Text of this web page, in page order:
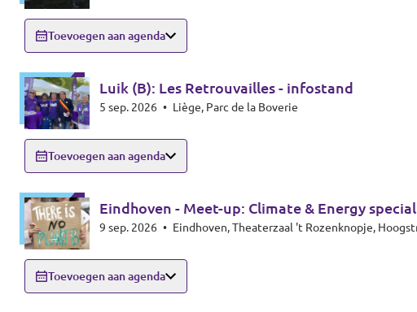
Toevoegen aan agenda
Luik (B): Les Retrouvailles - infostand
5 sep. 2026 • Liège, Parc de la Boverie
Toevoegen aan agenda
Eindhoven - Meet-up: Climate & Energy special
9 sep. 2026 •
Toevoegen aan agenda